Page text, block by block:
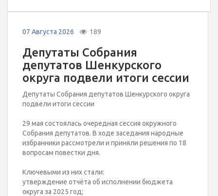
07 Августа 2026 189
Депутаты Собрания
депутатов Шенкурского
округа подвели итоги сессии
Депутаты Собрания депутатов Шенкурского округа
подвели итоги сессии
29 мая состоялась очередная сессия окружного
Собрания депутатов. В ходе заседания народные
избранники рассмотрели и приняли решения по 18
вопросам повестки дня.
Ключевыми из них стали:
утверждение отчёта об исполнении бюджета
округа за 2025 год;